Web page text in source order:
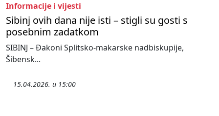
Informacije i vijesti
Sibinj ovih dana nije isti – stigli su gosti s
posebnim zadatkom
SIBINJ – Đakoni Splitsko-makarske nadbiskupije,
Šibensk...
15.04.2026. u 15:00